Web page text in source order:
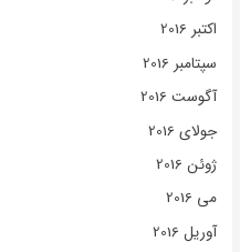
اکتبر 2016
سپتامبر 2016
آگوست 2016
جولای 2016
ژوئن 2016
می 2016
آوریل 2016